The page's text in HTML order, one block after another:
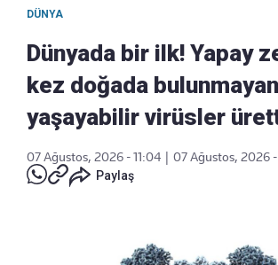
DÜNYA
Dünyada bir ilk! Yapay
kez doğada bulunmayan
yaşayabilir virüsler
07 Ağustos, 2026 - 11:04
07 Ağustos, 2026 -
Paylaş